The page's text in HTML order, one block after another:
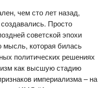
чем сто лет назад,
Просто
советской эпохи
которая билась
политических решениях
как высшую стадию
империализма – на